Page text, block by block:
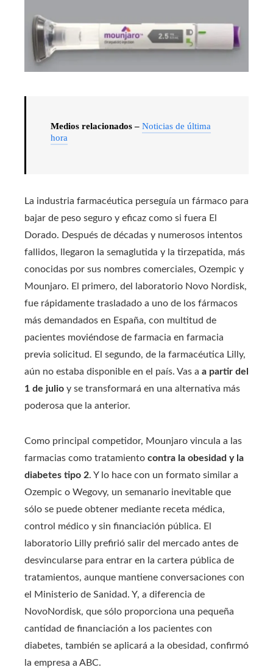
Medios relacionados – Noticias de última
hora
La industria farmacéutica perseguía un fármaco para
bajar de peso seguro y eficaz como si fuera El
Dorado. Después de décadas y numerosos intentos
fallidos, llegaron la semaglutida y la tirzepatida, más
conocidas por sus nombres comerciales, Ozempic y
Mounjaro. El primero, del laboratorio Novo Nordisk,
fue rápidamente trasladado a uno de los fármacos
más demandados en España, con multitud de
pacientes moviéndose de farmacia en farmacia
previa solicitud. El segundo, de la farmacéutica Lilly,
aún no estaba disponible en el país. Vas a a partir del
1 de julio y se transformará en una alternativa más
poderosa que la anterior.
Como principal competidor, Mounjaro vincula a las
farmacias como tratamiento contra la obesidad y la
diabetes tipo 2. Y lo hace con un formato similar a
Ozempic o Wegovy, un semanario inevitable que
sólo se puede obtener mediante receta médica,
control médico y sin financiación pública. El
laboratorio Lilly prefirió salir del mercado antes de
desvincularse para entrar en la cartera pública de
tratamientos, aunque mantiene conversaciones con
el Ministerio de Sanidad. Y, a diferencia de
NovoNordisk, que sólo proporciona una pequeña
cantidad de financiación a los pacientes con
diabetes, también se aplicará a la obesidad, confirmó
la empresa a ABC.